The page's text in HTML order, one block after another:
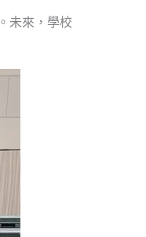
未來，學校